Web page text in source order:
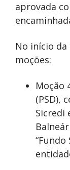
aprovada
No início
moções:
Moção
(PSD),
Sicredi
“Fundo